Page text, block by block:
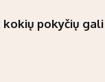
kokių pokyčių gali